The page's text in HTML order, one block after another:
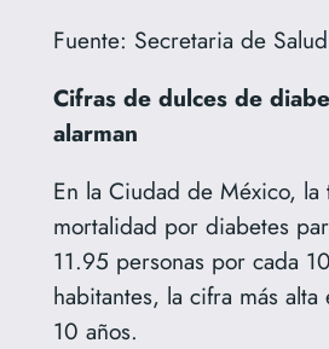
Fuente: Secretaria de Salud
Cifras de dulces de
alarman
En la Ciudad de México, la
mortalidad por diabetes
11.95 personas por cada
habitantes, la cifra más
10 años.